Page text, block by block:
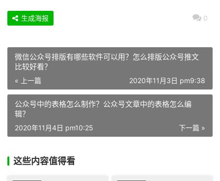
0
生成海报
微信公众号排版有哪些软件可以用？怎么排版公众号推文
比较好看？
« 上一篇 2020年11月3日 pm9:38
公众号中的表格怎么制作？公众号文章中的表格怎么编
辑？
下一篇 »
2020年11月4日 pm10:25
这些内容值得看